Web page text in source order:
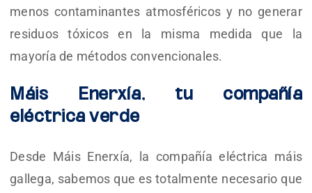
menos contaminantes atmosféricos y no generar
residuos tóxicos en la misma medida que la
mayoría de métodos convencionales.
Máis Enerxía, tu compañía
eléctrica verde
Desde Máis Enerxía, la compañía eléctrica máis
gallega, sabemos que es totalmente necesario que